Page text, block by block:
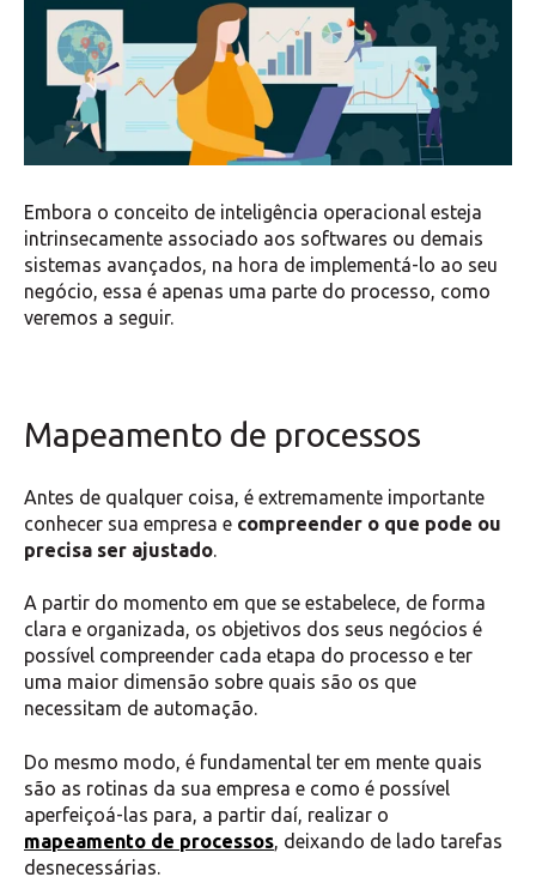
Embora o conceito de inteligência operacional esteja
intrinsecamente associado aos softwares ou demais
sistemas avançados, na hora de implementá-lo ao seu
negócio, essa é apenas uma parte do processo, como
veremos a seguir.
Mapeamento de processos
Antes de qualquer coisa, é extremamente importante
conhecer sua empresa e compreender o que pode ou
precisa ser ajustado.
A partir do momento em que se estabelece, de forma
clara e organizada, os objetivos dos seus negócios é
possível compreender cada etapa do processo e ter
uma maior dimensão sobre quais são os que
necessitam de automação.
Do mesmo modo, é fundamental ter em mente quais
são as rotinas da sua empresa e como é possível
aperfeiçoá-las para, a partir daí, realizar o
mapeamento de processos, deixando de lado tarefas
desnecessárias.